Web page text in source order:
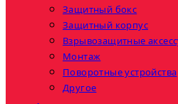
Защитный бокс
Защитный корпус
Взрывозащитные
Монтаж
Поворотные устройства
Другое